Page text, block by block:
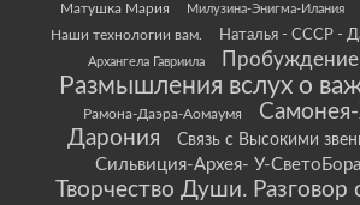
Матушка Мария Милузина-Энигма-Илания
Наши технологии вам.
Наталья - СССР -
Архангела Гавриила
Размышления вслух о
Рамона-Даэра-Аомаумя
Дарония
Связь с Высокими
Сильвиция-Архея- У-СветоБора
Творчество Души.